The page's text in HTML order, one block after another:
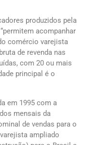
produzidos pela
acompanhar
comércio varejista
de revenda nas
com 20 ou mais
principal é o
em 1995 com a
mensais da
de vendas para o
ampliado